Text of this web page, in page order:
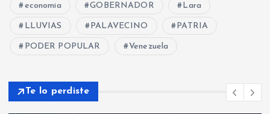
economia GOBERNADOR Lara
LLUVIAS PALAVECINO PATRIA
PODER POPULAR Venezuela
Te lo perdiste